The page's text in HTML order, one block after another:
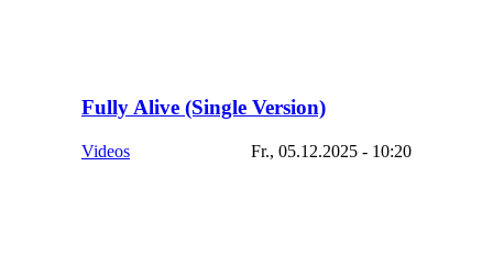
Fully Alive (Single Version)
Videos Fr., 05.12.2025 - 10:20